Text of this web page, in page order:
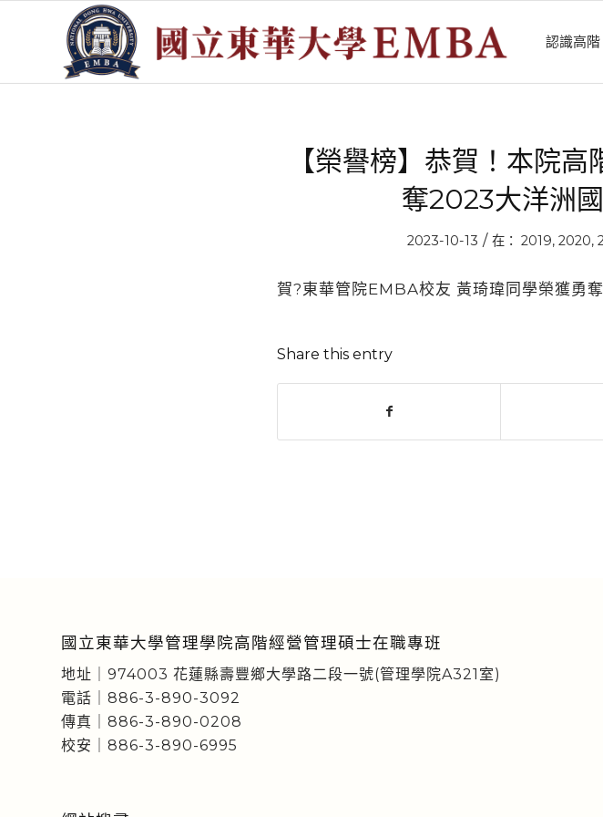
認識⾼階
【榮譽榜】恭賀！本院
奪2023大洋洲
2023-10-13 / 在： 2019, 2020,
賀?東華管院EMBA校友 黃琦瑋同學榮獲勇
Share this entry
國立東華大學管理學院高階經營管理碩士在職專班
地址｜974003 花蓮縣壽豐鄉大學路二段一號(管理學院A321室)
電話｜886-3-890-3092
傳真｜886-3-890-0208
校安｜886-3-890-6995